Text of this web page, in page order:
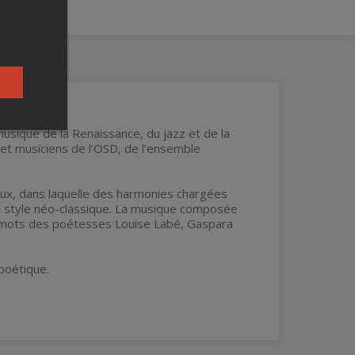
de la Renaissance, du jazz et de la
de l’OSD, de l’ensemble
dans laquelle des harmonies chargées
néo-classique. La musique composée
des poétesses Louise Labé, Gaspara